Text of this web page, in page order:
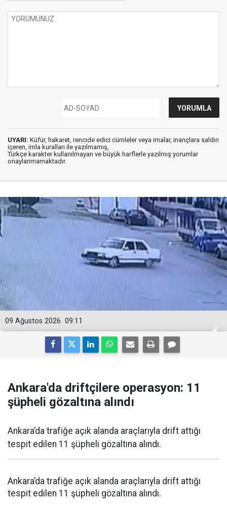
UYARI: Küfür, hakaret, rencide edici cümleler veya imalar, inançlara saldırı
içeren, imla kuralları ile yazılmamış,
Türkçe karakter kullanılmayan ve büyük harflerle yazılmış yorumlar
onaylanmamaktadır.
09:11
09 Ağustos 2026
Ankara'da driftçilere operasyon: 11
şüpheli gözaltına alındı
Ankara’da trafiğe açık alanda araçlarıyla drift attığı
tespit edilen 11 şüpheli gözaltına alındı.
Ankara’da trafiğe açık alanda araçlarıyla drift attığı
tespit edilen 11 şüpheli gözaltına alındı.